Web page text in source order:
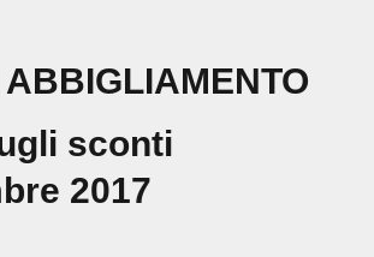
sconti
2017